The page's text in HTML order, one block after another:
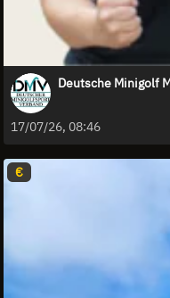
Deutsche Minigolf
17/07/26, 08:46
€